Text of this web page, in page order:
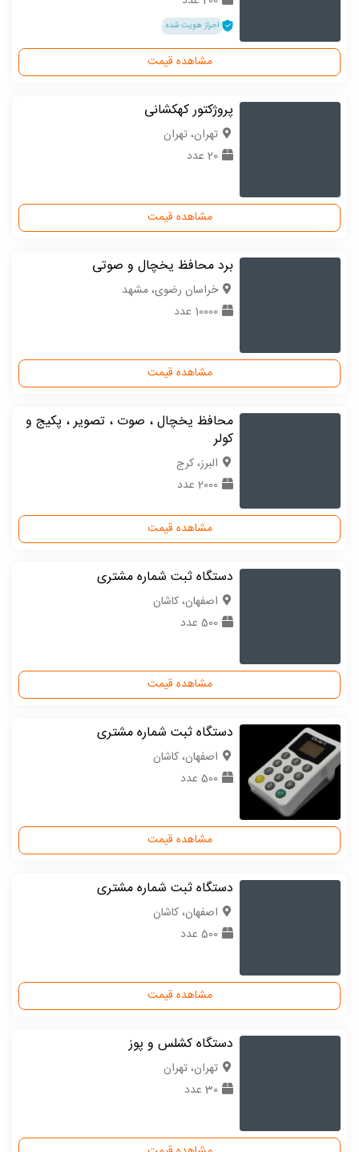
احراز هویت شده
مشاهده قیمت
پروژکتور کهکشانی
تهران، تهران
20 عدد
مشاهده قیمت
برد محافظ یخچال و صوتی
خراسان رضوی، مشهد
10000 عدد
مشاهده قیمت
محافظ یخچال ، صوت ، تصویر ، پکیج و
کولر
البرز، کرج
2000 عدد
مشاهده قیمت
دستگاه ثبت شماره مشتری
اصفهان، کاشان
500 عدد
مشاهده قیمت
دستگاه ثبت شماره مشتری
اصفهان، کاشان
500 عدد
مشاهده قیمت
دستگاه ثبت شماره مشتری
اصفهان، کاشان
500 عدد
مشاهده قیمت
دستگاه کشلس و پوز
تهران، تهران
30 عدد